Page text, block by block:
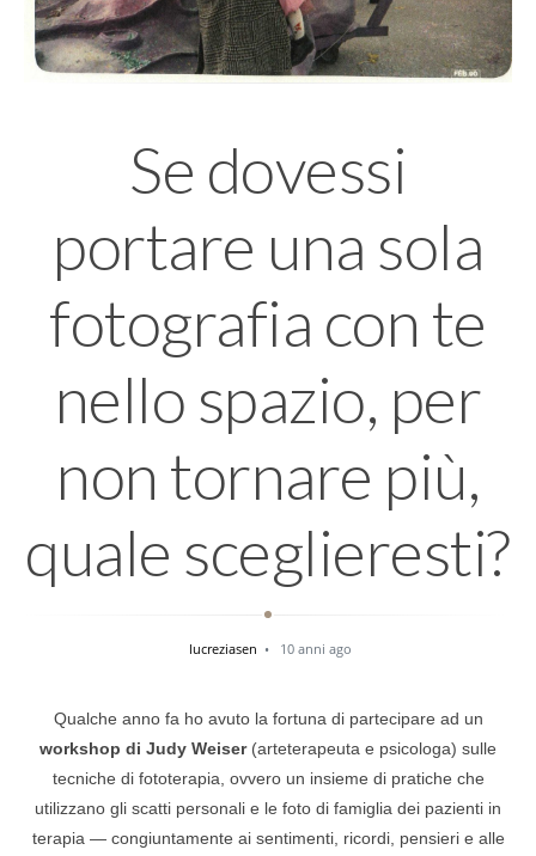
Se dovessi
portare una sola
fotografia con te
nello spazio, per
non tornare più,
quale sceglieresti?
lucreziasen 10 anni ago
Qualche anno fa ho avuto la fortuna di partecipare ad un
workshop di Judy Weiser(arteterapeuta e psicologa) sulle
tecniche di fototerapia, ovvero un insieme di pratiche che
utilizzano gli scatti personali e le foto di famiglia dei pazienti in
terapia — congiuntamente ai sentimenti, ricordi, pensieri e alle